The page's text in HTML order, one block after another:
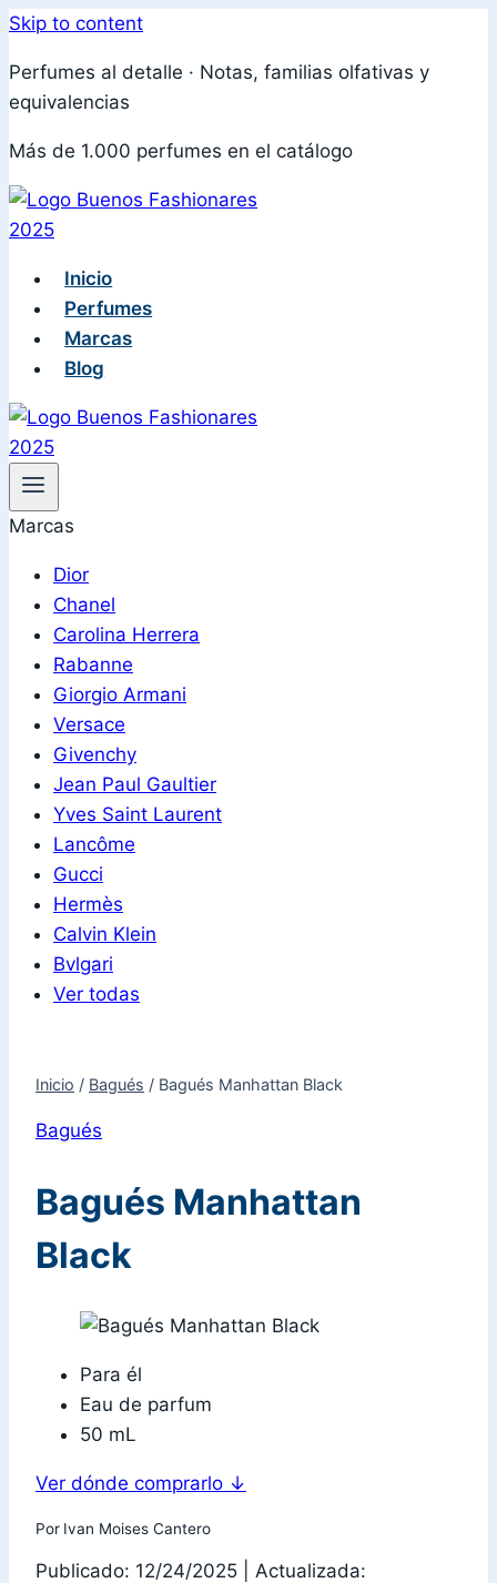
Skip to content
Perfumes al detalle · Notas, familias olfativas y
equivalencias
Más de 1.000 perfumes en el catálogo
Inicio
Perfumes
Marcas
Blog
Marcas
Dior
Chanel
Carolina Herrera
Rabanne
Giorgio Armani
Versace
Givenchy
Jean Paul Gaultier
Yves Saint Laurent
Lancôme
Gucci
Hermès
Calvin Klein
Bvlgari
Ver todas
Inicio / Bagués / Bagués Manhattan Black
Bagués
Bagués Manhattan
Black
Para él
Eau de parfum
50 mL
Ver dónde comprarlo ↓
Por Ivan Moises Cantero
Publicado: 12/24/2025
Actualizada: